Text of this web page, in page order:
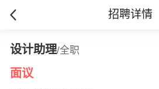
招聘详情
设计助理/全职
面议